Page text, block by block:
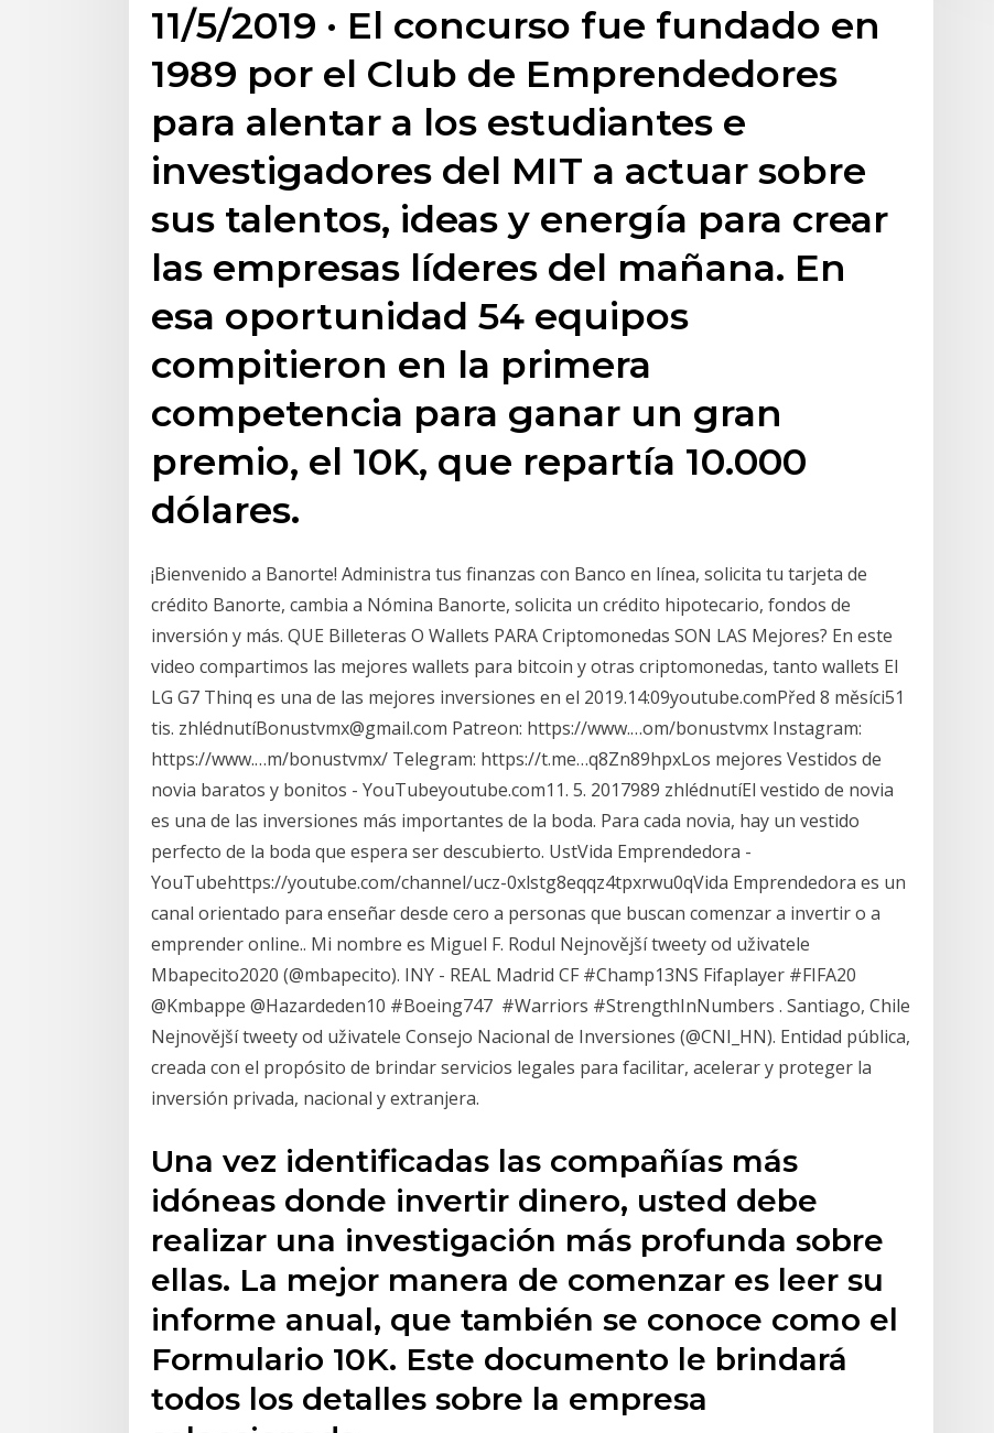
11/5/2019 · El concurso fue fundado en
1989 por el Club de Emprendedores
para alentar a los estudiantes e
investigadores del MIT a actuar sobre
sus talentos, ideas y energía para crear
las empresas líderes del mañana. En
esa oportunidad 54 equipos
compitieron en la primera
competencia para ganar un gran
premio, el 10K, que repartía 10.000
dólares.
¡Bienvenido a Banorte! Administra tus finanzas con Banco en línea, solicita tu tarjeta de
crédito Banorte, cambia a Nómina Banorte, solicita un crédito hipotecario, fondos de
inversión y más. QUE Billeteras O Wallets PARA Criptomonedas SON LAS Mejores? En este
video compartimos las mejores wallets para bitcoin y otras criptomonedas, tanto wallets El
LG G7 Thinq es una de las mejores inversiones en el 2019.14:09youtube.comPřed 8 měsíci51
tis. zhlédnutíBonustvmx@gmail.com Patreon: https://www.…om/bonustvmx Instagram:
https://www.…m/bonustvmx/ Telegram: https://t.me…q8Zn89hpxLos mejores Vestidos de
novia baratos y bonitos - YouTubeyoutube.com11. 5. 2017989 zhlédnutíEl vestido de novia
es una de las inversiones más importantes de la boda. Para cada novia, hay un vestido
perfecto de la boda que espera ser descubierto. UstVida Emprendedora -
YouTubehttps://youtube.com/channel/ucz-0xlstg8eqqz4tpxrwu0qVida Emprendedora es un
canal orientado para enseñar desde cero a personas que buscan comenzar a invertir o a
emprender online.. Mi nombre es Miguel F. Rodul Nejnovější tweety od uživatele
Mbapecito2020 (@mbapecito). INY - REAL Madrid CF #Champ13NS Fifaplayer #FIFA20
@Kmbappe @Hazardeden10 #Boeing747 ️️ #Warriors #StrengthInNumbers . Santiago, Chile
Nejnovější tweety od uživatele Consejo Nacional de Inversiones (@CNI_HN). Entidad pública,
creada con el propósito de brindar servicios legales para facilitar, acelerar y proteger la
inversión privada, nacional y extranjera.
Una vez identificadas las compañías más
idóneas donde invertir dinero, usted debe
realizar una investigación más profunda sobre
ellas. La mejor manera de comenzar es leer su
informe anual, que también se conoce como el
Formulario 10K. Este documento le brindará
todos los detalles sobre la empresa